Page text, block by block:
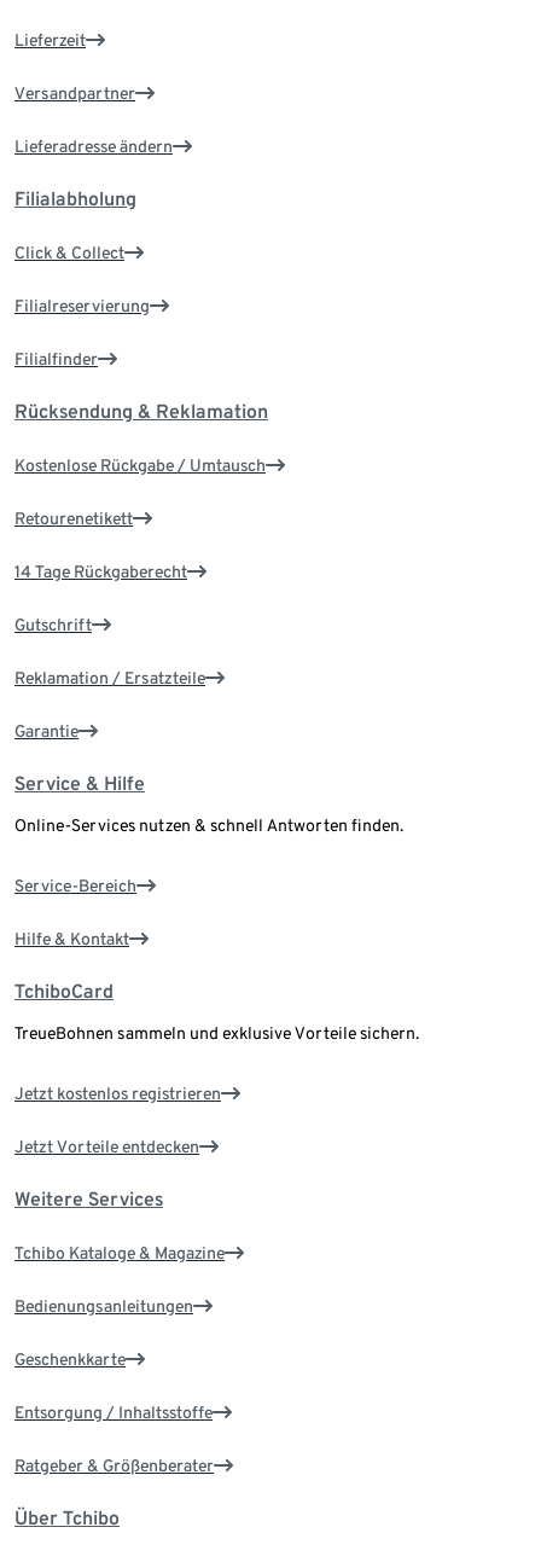
Lieferzeit
Versandpartner
Lieferadresse ändern
Filialabholung
Click & Collect
Filialreservierung
Filialfinder
Rücksendung & Reklamation
Kostenlose Rückgabe / Umtausch
Retourenetikett
14 Tage Rückgaberecht
Gutschrift
Reklamation / Ersatzteile
Garantie
Service & Hilfe
Online-Services nutzen & schnell Antworten finden.
Service-Bereich
Hilfe & Kontakt
TchiboCard
TreueBohnen sammeln und exklusive Vorteile sichern.
Jetzt kostenlos registrieren
Jetzt Vorteile entdecken
Weitere Services
Tchibo Kataloge & Magazine
Bedienungsanleitungen
Geschenkkarte
Entsorgung / Inhaltsstoffe
Ratgeber & Größenberater
Über Tchibo